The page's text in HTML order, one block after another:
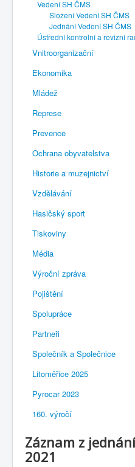
Vedení SH ČMS
Složení Vedení SH ČMS
Jednání Vedení SH ČMS
Ústřední kontrolní a revizní
Vnitroorganizační
Ekonomika
Mládež
Represe
Prevence
Ochrana obyvatelstva
Historie a muzejnictví
Vzdělávání
Hasičský sport
Tiskoviny
Média
Výroční zpráva
Pojištění
Spolupráce
Partneři
Společník a Společnice
Litoměřice 2025
Pyrocar 2023
160. výročí
Záznam z
2021